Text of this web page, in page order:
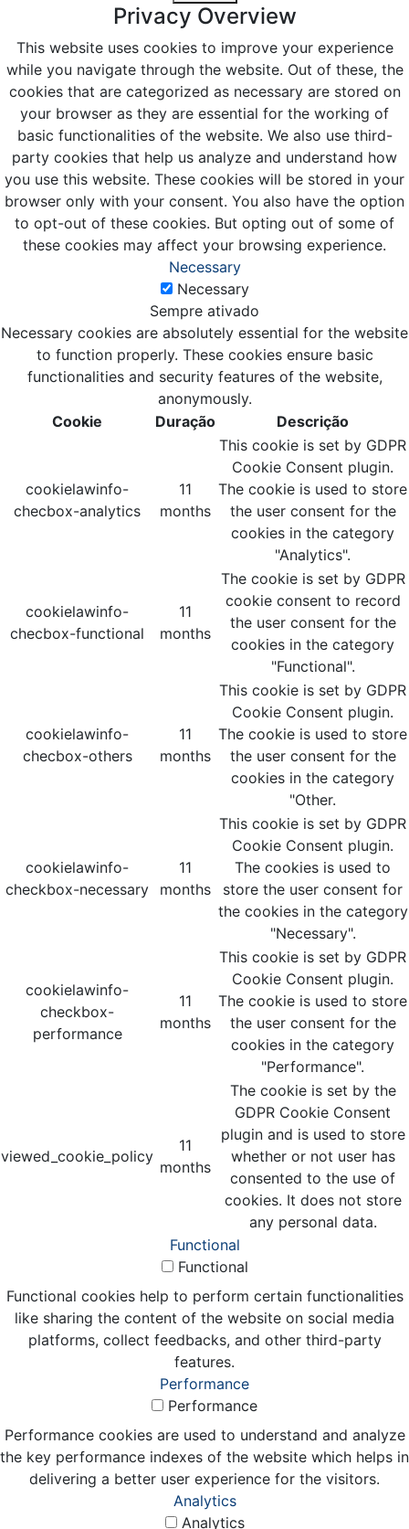
Privacy Overview
This website uses cookies to improve your experience
while you navigate through the website. Out of these, the
cookies that are categorized as necessary are stored on
your browser as they are essential for the working of
basic functionalities of the website. We also use third-
party cookies that help us analyze and understand how
you use this website. These cookies will be stored in your
browser only with your consent. You also have the option
to opt-out of these cookies. But opting out of some of
these cookies may affect your browsing experience.
Necessary
Necessary
Sempre ativado
Necessary cookies are absolutely essential for the website
to function properly. These cookies ensure basic
functionalities and security features of the website,
anonymously.
Cookie
Duração Descrição
cookielawinfo-
checbox-analytics
11
months
This cookie is set by GDPR
Cookie Consent plugin.
The cookie is used to store
the user consent for the
cookies in the category
"Analytics".
cookielawinfo-
checbox-functional
11
months
The cookie is set by GDPR
cookie consent to record
the user consent for the
cookies in the category
"Functional".
cookielawinfo-
checbox-others
11
months
This cookie is set by GDPR
Cookie Consent plugin.
The cookie is used to store
the user consent for the
cookies in the category
"Other.
cookielawinfo-
checkbox-necessary
11
months
This cookie is set by GDPR
Cookie Consent plugin.
The cookies is used to
store the user consent for
the cookies in the category
"Necessary".
cookielawinfo-
checkbox-
performance
11
months
This cookie is set by GDPR
Cookie Consent plugin.
The cookie is used to store
the user consent for the
cookies in the category
"Performance".
viewed_cookie_policy
11
months
The cookie is set by the
GDPR Cookie Consent
plugin and is used to store
whether or not user has
consented to the use of
cookies. It does not store
any personal data.
Functional
Functional
Functional cookies help to perform certain functionalities
like sharing the content of the website on social media
platforms, collect feedbacks, and other third-party
features.
Performance
Performance
Performance cookies are used to understand and analyze
the key performance indexes of the website which helps in
delivering a better user experience for the visitors.
Analytics
Analytics